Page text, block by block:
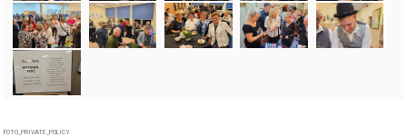
FOTO_PRIVATE_POLICY